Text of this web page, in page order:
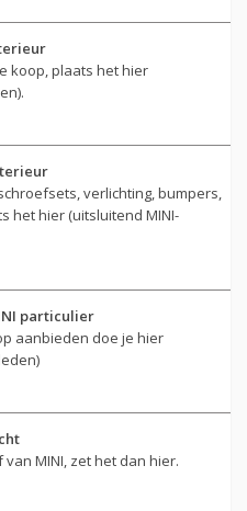
koop, plaats het hier
verlichting, bumpers,
het hier (uitsluitend MINI-
particulier
aanbieden doe je hier
MINI, zet het dan hier.